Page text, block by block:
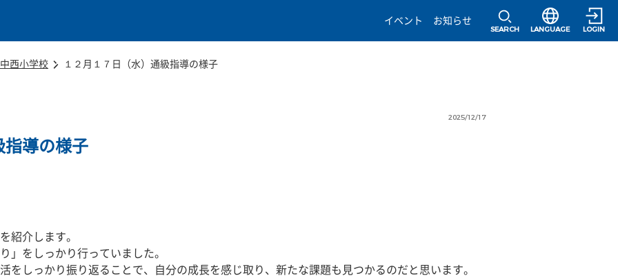
イベント
お知らせ
SEARCH
選択すると言語
LANGUAGE LOGIN
西小学校 １２月１７日（水）通級指導の様子
2025/12/17
導の様子
紹介します。
」をしっかり行っていました。
をしっかり振り返ることで、自分の成長を感じ取り、新たな課題も見つかるのだと思います。